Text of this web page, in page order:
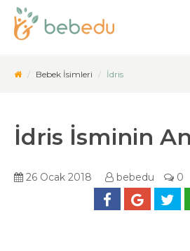
Bebek İsimleri İdris
İdris İsminin
26 Ocak 2018 bebedu 0